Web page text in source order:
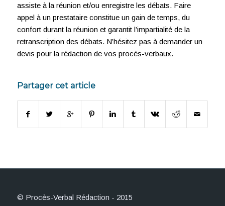
assiste à la réunion et/ou enregistre les débats. Faire
appel à un prestataire constitue un gain de temps, du
confort durant la réunion et garantit l’impartialité de la
retranscription des débats. N’hésitez pas à demander un
devis pour la rédaction de vos procès-verbaux.
Partager cet article
© Procès-Verbal Rédaction - 2015